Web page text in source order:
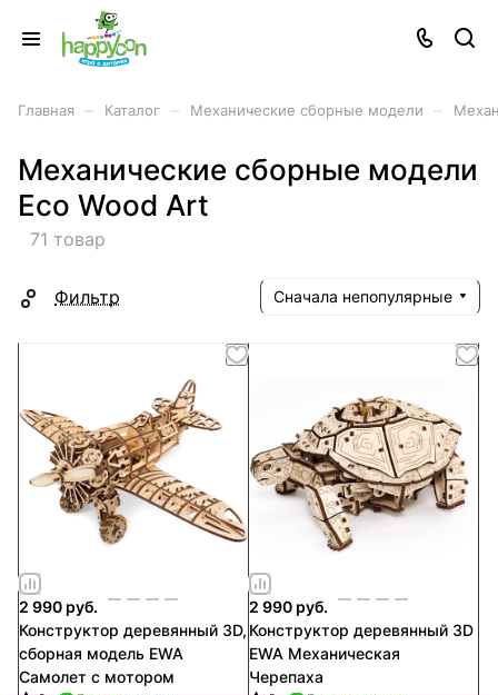
Главная Каталог Механические сборные модели
Механические сборные модели
Eco Wood Art
71 товар
Фильтр Сначала непопулярные
2 990 руб.
Конструктор деревянный 3D,
сборная модель EWA
Самолет с мотором
2 990 руб.
Конструктор деревянный 3D
EWA Механическая
Черепаха